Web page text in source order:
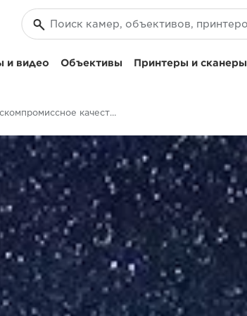
и видео Объективы Принтеры и сканеры
Бескомпромиссное качество изображения - EOS RP